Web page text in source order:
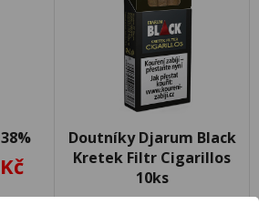
Doutníky Djarum Black
Kretek Filtr Cigarillos
10ks
79 Kč